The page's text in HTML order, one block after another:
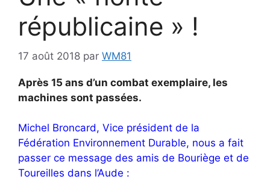
républicaine » !
17 août 2018 par WM81
Après 15 ans d’un combat exemplaire, les
machines sont passées.
Michel Broncard, Vice président de la
Fédération Environnement Durable, nous a fait
passer ce message des amis de Bouriège et de
Toureilles dans l’Aude :